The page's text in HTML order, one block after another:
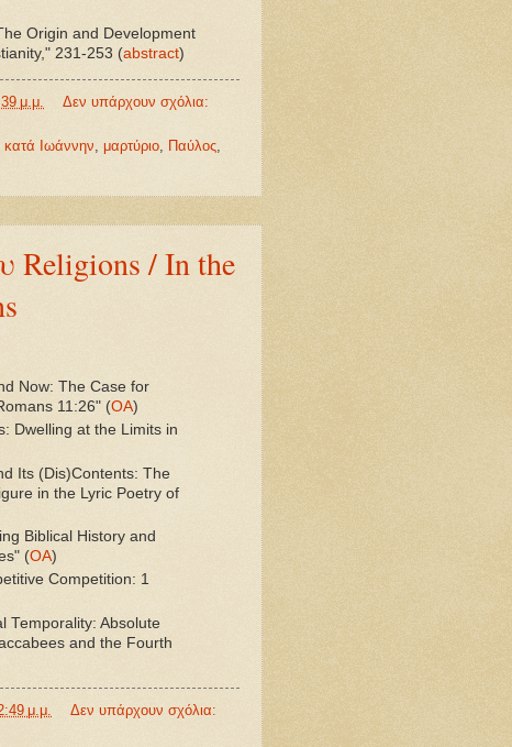
Origin and Development
231-253 (abstract)
μ.μ. Δεν υπάρχουν σχόλια:
κατά Ιωάννην μαρτύριο Παύλος
Religions / In the
Now: The Case for
11:26" (OA)
Dwelling at the Limits in
Its (Dis)Contents: The
in the Lyric Poetry of
Biblical History and
(ΟΑ)
Competition: 1
Temporality: Absolute
and the Fourth
μ.μ. Δεν υπάρχουν σχόλια: